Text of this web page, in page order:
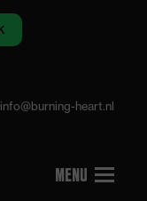
info@burning-heart.nl